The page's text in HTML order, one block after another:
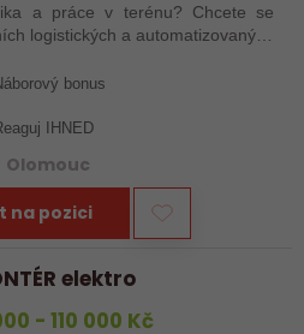
a práce v terénu? Chcete se
logistických a automatizovaných
bonus
IHNED
Olomouc
na pozici
elektro
- 110 000 Kč